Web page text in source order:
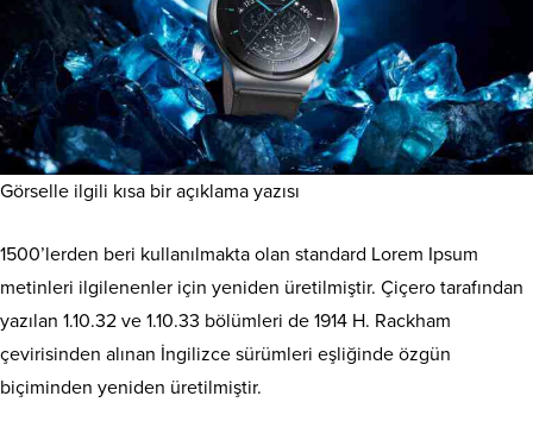
Görselle ilgili kısa bir açıklama yazısı
1500’lerden beri kullanılmakta olan standard Lorem Ipsum
metinleri ilgilenenler için yeniden üretilmiştir. Çiçero tarafından
yazılan 1.10.32 ve 1.10.33 bölümleri de 1914 H. Rackham
çevirisinden alınan İngilizce sürümleri eşliğinde özgün
biçiminden yeniden üretilmiştir.